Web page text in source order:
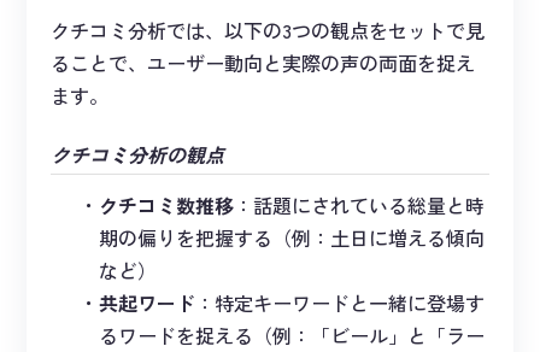
クチコミ分析では、以下の3つの観点をセットで見
ることで、ユーザー動向と実際の声の両面を捉え
ます。
クチコミ分析の観点
クチコミ数推移 ：話題にされている総量と時
期の偏りを把握する（例：土日に増える傾向
など）
共起ワード ：特定キーワードと一緒に登場す
るワードを捉える（例：「ビール」と「ラー